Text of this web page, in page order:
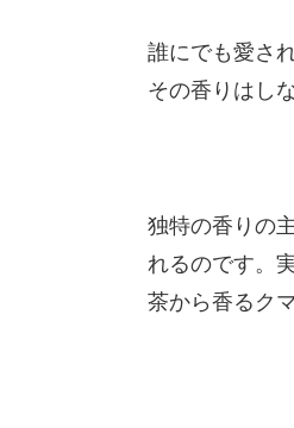
誰にでも愛さ
その香りはし
独特の香りの
れるのです。
茶から香るク